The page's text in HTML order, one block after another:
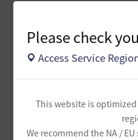
Please check
Access Service
This website is
We recommend the NA /
荒地チータードラゴン 約
約350体（2）
砂漠カニ 約610体（1）
ストーンライノ ～約610体
石尻尾バイソン ～約350体
フェリード系 ～400体（2
荒野ゴーレム、石碑ゴー